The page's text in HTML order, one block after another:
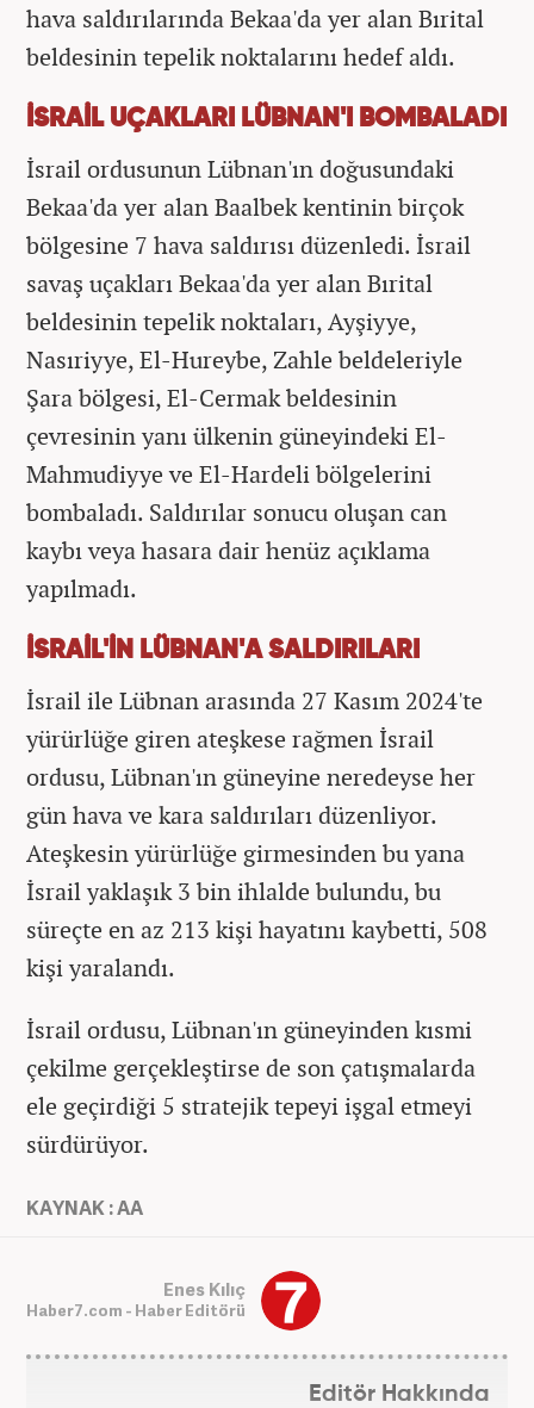
hava saldırılarında Bekaa'da yer alan Bırital
beldesinin tepelik noktalarını hedef aldı.
İSRAİL UÇAKLARI LÜBNAN'I BOMBALADI
İsrail ordusunun Lübnan'ın doğusundaki
Bekaa'da yer alan Baalbek kentinin birçok
bölgesine 7 hava saldırısı düzenledi. İsrail
savaş uçakları Bekaa'da yer alan Bırital
beldesinin tepelik noktaları, Ayşiyye,
Nasıriyye, El-Hureybe, Zahle beldeleriyle
Şara bölgesi, El-Cermak beldesinin
çevresinin yanı ülkenin güneyindeki El-
Mahmudiyye ve El-Hardeli bölgelerini
bombaladı. Saldırılar sonucu oluşan can
kaybı veya hasara dair henüz açıklama
yapılmadı.
İSRAİL'İN LÜBNAN'A SALDIRILARI
İsrail ile Lübnan arasında 27 Kasım 2024'te
yürürlüğe giren ateşkese rağmen İsrail
ordusu, Lübnan'ın güneyine neredeyse her
gün hava ve kara saldırıları düzenliyor.
Ateşkesin yürürlüğe girmesinden bu yana
İsrail yaklaşık 3 bin ihlalde bulundu, bu
süreçte en az 213 kişi hayatını kaybetti, 508
kişi yaralandı.
İsrail ordusu, Lübnan'ın güneyinden kısmi
çekilme gerçekleştirse de son çatışmalarda
ele geçirdiği 5 stratejik tepeyi işgal etmeyi
sürdürüyor.
KAYNAK : AA
Enes Kılıç
Haber7.com - Haber Editörü
Editör Hakkında